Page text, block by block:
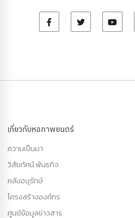
เกี่ยวกับหอภาพยนตร์
ความเป็นมา
วิสัยทัศน์ พันธกิจ
คลังอนุรักษ์
โครงสร้างองค์กร
ศูนย์ข้อมูลข่าวสาร